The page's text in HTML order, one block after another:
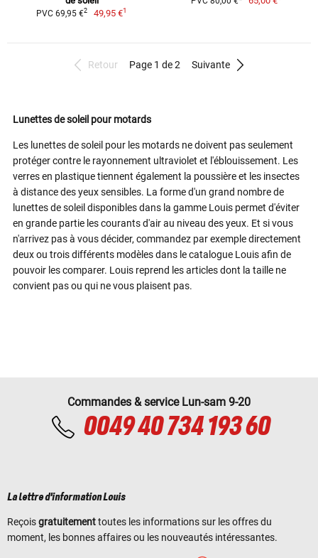
PVC 69,95 €2 49,95 €1
Retour Page 1 de 2 Suivante
Lunettes de soleil pour motards
Les lunettes de soleil pour les motards ne doivent pas seulement
protéger contre le rayonnement ultraviolet et l'éblouissement. Les
verres en plastique tiennent également la poussière et les insectes
à distance des yeux sensibles. La forme d'un grand nombre de
lunettes de soleil disponibles dans la gamme Louis permet d'éviter
en grande partie les courants d'air au niveau des yeux. Et si vous
n'arrivez pas à vous décider, commandez par exemple directement
deux ou trois différents modèles dans le catalogue Louis afin de
pouvoir les comparer. Louis reprend les articles dont la taille ne
convient pas ou qui ne vous plaisent pas.
Commandes & service Lun-sam 9-20
0049 40 734 193 60
La lettre d'information Louis
Reçoisgratuitementtoutes les informations sur les offres du
moment, les bonnes affaires ou les nouveautés intéressantes.